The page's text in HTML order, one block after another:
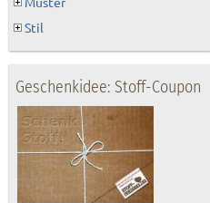
Stil
Geschenkidee: Stoff-Coupon